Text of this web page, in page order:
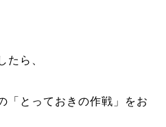
たら、
「とっておきの作戦」をお